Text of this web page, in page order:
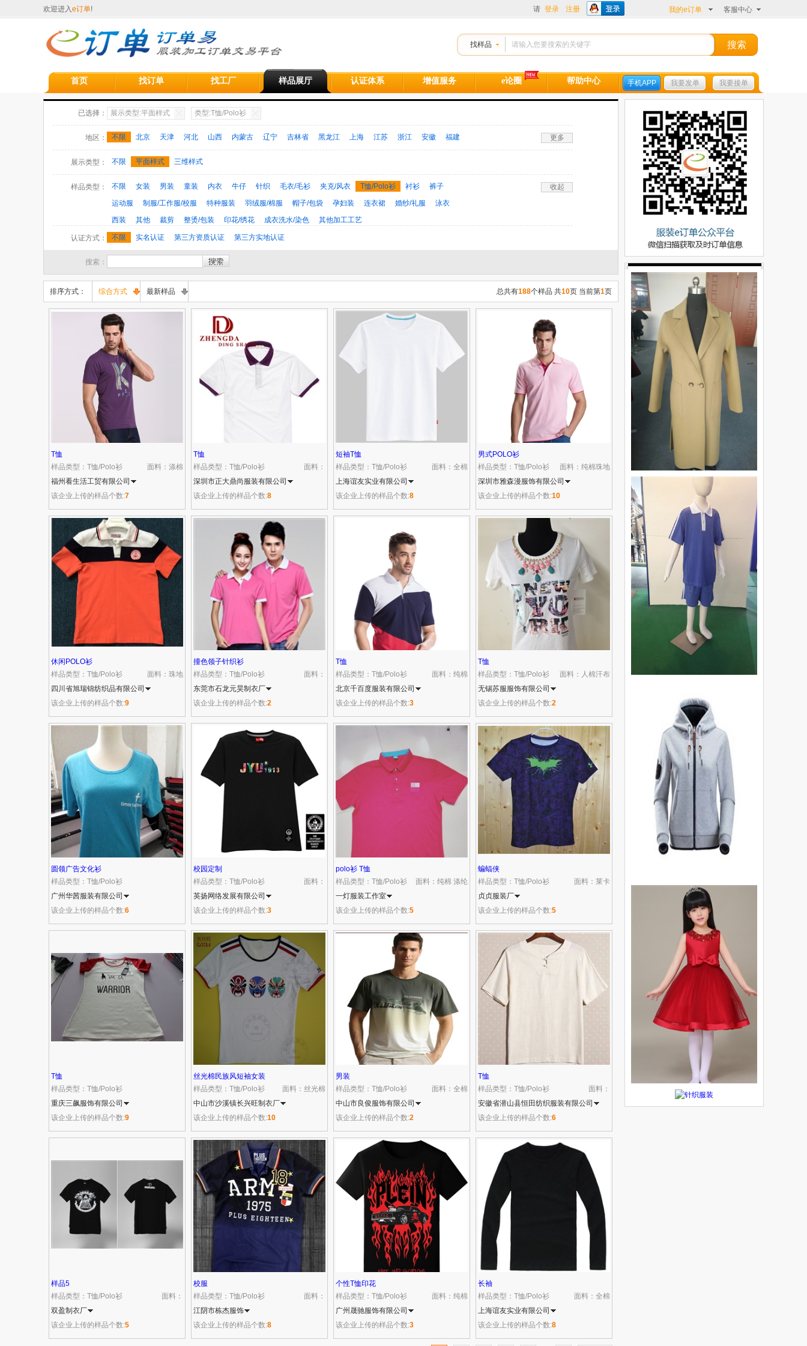
欢迎进入e订单! 请 登录 注册 我的e订单 客服中心
找样品
首页 找订单 找工厂 样品展厅 认证体系 增值服务 e论圈 帮助中心 我要接单
我要发单
手机APP
已选择： 展示类型:平面样式 类型:T恤/Polo衫
地区： 不限 北京 天津 河北 山西 内蒙古 辽宁 吉林省 黑龙江 上海 江苏 浙江 安徽
福建
更多
展示类型： 不限 平面样式 三维样式
样品类型： 不限 女装 男装 童装 内衣 牛仔 针织 毛衣/毛衫 夹克/风衣 T恤/Polo衫 衬衫
裤子
运动服
制服/工作服/校服 特种服装 羽绒服/棉服 帽子/包袋 孕妇装 连衣裙 婚纱/礼服
泳衣
西装
其他 裁剪 整烫/包装 印花/绣花 成衣洗水/染色 其他加工工艺
收起
认证方式： 不限 实名认证 第三方资质认证 第三方实地认证
搜索：
排序方式： 综合方式 最新样品 总共有188个样品 共10页 当前第1页
T恤
样品类型：T恤/Polo衫
面料：涤棉
福州看生活工贸有限公司
该企业上传的样品个数:7
T恤
样品类型：T恤/Polo衫
面料：
深圳市正大鼎尚服装有限公司
该企业上传的样品个数:8
短袖T恤
样品类型：T恤/Polo衫
面料：全棉
上海谊友实业有限公司
该企业上传的样品个数:8
男式POLO衫
样品类型：T恤/Polo衫
面料：纯棉珠地
深圳市雅森漫服饰有限公司
该企业上传的样品个数:10
休闲POLO衫
样品类型：T恤/Polo衫
面料：珠地
四川省旭瑞锦纺织品有限公司
该企业上传的样品个数:9
撞色领子针织衫
样品类型：T恤/Polo衫
面料：
东莞市石龙元昊制衣厂
该企业上传的样品个数:2
T恤
样品类型：T恤/Polo衫
面料：纯棉
北京千百度服装有限公司
该企业上传的样品个数:3
T恤
样品类型：T恤/Polo衫
面料：人棉汗布
无锡苏服服饰有限公司
该企业上传的样品个数:2
圆领广告文化衫
样品类型：T恤/Polo衫
面料：纯棉（针织棉）
广州华茜服装有限公司
该企业上传的样品个数:6
校园定制
样品类型：T恤/Polo衫
面料：
英扬网络发展有限公司
该企业上传的样品个数:3
polo衫 T恤
样品类型：T恤/Polo衫
面料：纯棉 涤纶
一灯服装工作室
该企业上传的样品个数:5
蝙蝠侠
样品类型：T恤/Polo衫
面料：莱卡
贞贞服装厂
该企业上传的样品个数:5
T恤
样品类型：T恤/Polo衫
面料：95%ctn 5%elasta
重庆三飙服饰有限公司
该企业上传的样品个数:9
丝光棉民族风短袖女装
样品类型：T恤/Polo衫
面料：丝光棉
中山市沙溪镇长兴旺制衣厂
该企业上传的样品个数:10
男装
样品类型：T恤/Polo衫
面料：全棉
中山市良俊服饰有限公司
该企业上传的样品个数:2
T恤
样品类型：T恤/Polo衫
面料：
安徽省潜山县恒田纺织服装有限公司
该企业上传的样品个数:6
样品5
样品类型：T恤/Polo衫
面料：
双盈制衣厂
该企业上传的样品个数:5
校服
样品类型：T恤/Polo衫
面料：
江阴市栋杰服饰
该企业上传的样品个数:8
个性T恤印花
样品类型：T恤/Polo衫
面料：纯棉
广州晟驰服饰有限公司
该企业上传的样品个数:3
长袖
样品类型：T恤/Polo衫
面料：全棉
上海谊友实业有限公司
该企业上传的样品个数:8
羊绒大衣
校服
卫衣
JJ02
针织服装